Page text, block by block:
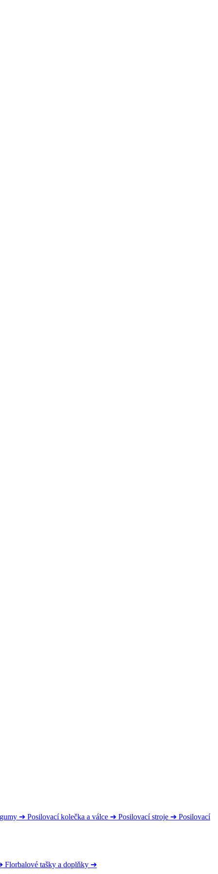
➔ Posilovací kolečka a válce ➔ Posilovací stroje ➔ Posilovací
Florbalové tašky a doplňky ➔